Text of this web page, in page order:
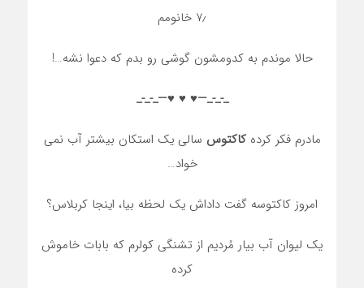
۷٫ خانومم
حالا موندم به کدومشون گوشی رو بدم که دعوا ﻧﺸﻪ…!
_-_-_—♥️ ♥️ ♥️—_-_-_
مادرم فکر کردهکاکتوس سالی یک استکان بیشتر آب نمی
خواد…
امروز کاکتوسه گفت داداش یک لحظه بیا، اینجا کربلاس؟
یک لیوان آب بیار مُردیم از تشنگی کولرم که بابات خاموش
کرده